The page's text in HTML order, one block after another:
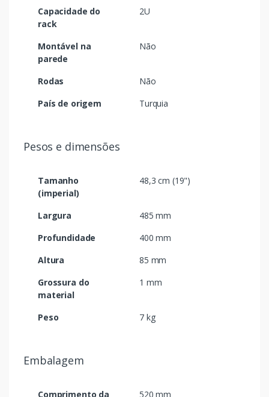
Capacidade do
rack
2U
Montável na
parede
Não
Rodas
Não
País de origem
Turquia
Pesos e dimensões
Tamanho
(imperial)
48,3 cm (19")
Largura
485 mm
Profundidade
400 mm
Altura
85 mm
Grossura do
material
1 mm
Peso 7 kg
Embalagem
Comprimento da 520 mm